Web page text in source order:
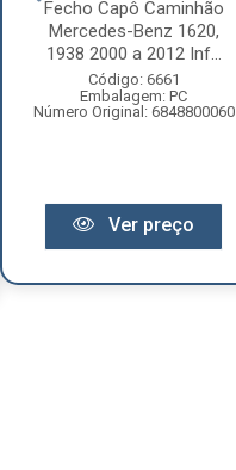
Fecho Capô Caminhão
Mercedes-Benz 1620,
1938 2000 a 2012 Inf...
Código: 6661
Embalagem: PC
Número Original: 6848800060
Ver preço